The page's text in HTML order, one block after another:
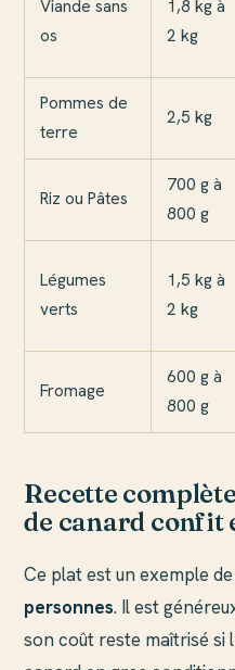
Viande sans
os
1,8 kg à
2 kg
Pommes de
terre
2,5 kg
Riz ou Pâtes
700 g à
800 g
Légumes
verts
1,5 kg à
2 kg
Fromage
600 g à
800 g
Recette
de canard confit
Ce plat est un exemple de
personnes. Il est
son coût reste maîtrisé si